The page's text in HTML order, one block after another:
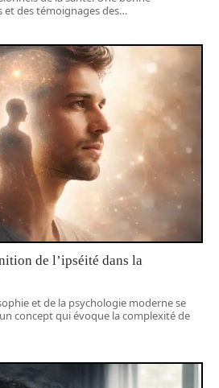
et des témoignages des…
de l’ipséité dans la
et de la psychologie moderne se
concept qui évoque la complexité de